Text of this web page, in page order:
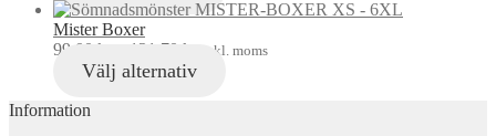
Mister Boxer
99,00 kr 121,70 kr inkl. moms
Välj alternativ
Information